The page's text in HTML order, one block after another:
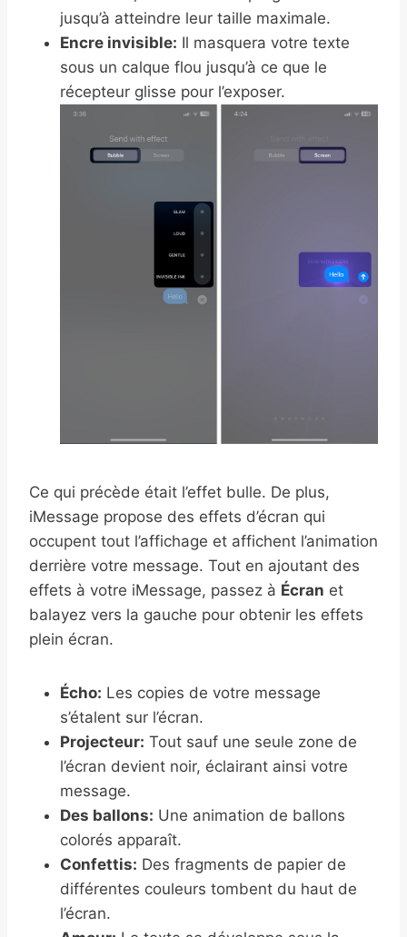
jusqu’à atteindre leur taille maximale.
Encre invisible: Il masquera votre texte
sous un calque flou jusqu’à ce que le
récepteur glisse pour l’exposer.
Ce qui précède était l’effet bulle. De plus,
iMessage propose des effets d’écran qui
occupent tout l’affichage et affichent l’animation
derrière votre message. Tout en ajoutant des
effets à votre iMessage, passez à Écran et
balayez vers la gauche pour obtenir les effets
plein écran.
Écho: Les copies de votre message
s’étalent sur l’écran.
Projecteur: Tout sauf une seule zone de
l’écran devient noir, éclairant ainsi votre
message.
Des ballons: Une animation de ballons
colorés apparaît.
Confettis: Des fragments de papier de
différentes couleurs tombent du haut de
l’écran.